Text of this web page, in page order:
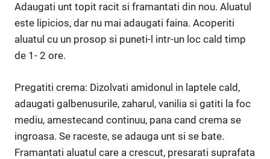
Adaugati unt topit racit si framantati din nou. Aluatul
este lipicios, dar nu mai adaugati faina. Acoperiti
aluatul cu un prosop si puneti-l intr-un loc cald timp
de 1- 2 ore.
Pregatiti crema: Dizolvati amidonul in laptele cald,
adaugati galbenusurile, zaharul, vanilia si gatiti la foc
mediu, amestecand continuu, pana cand crema se
ingroasa. Se raceste, se adauga unt si se bate.
Framantati aluatul care a crescut, presarati suprafata